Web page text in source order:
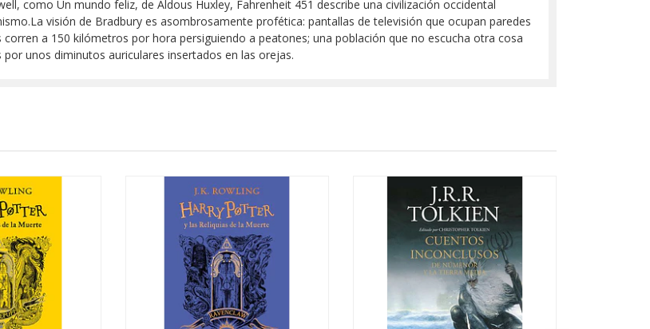
como Un mundo feliz, de Aldous Huxley, Fahrenheit 451 describe una civilización occidental
visión de Bradbury es asombrosamente profética: pantallas de televisión que ocupan paredes
a 150 kilómetros por hora persiguiendo a peatones; una población que no escucha otra cosa
unos diminutos auriculares insertados en las orejas.